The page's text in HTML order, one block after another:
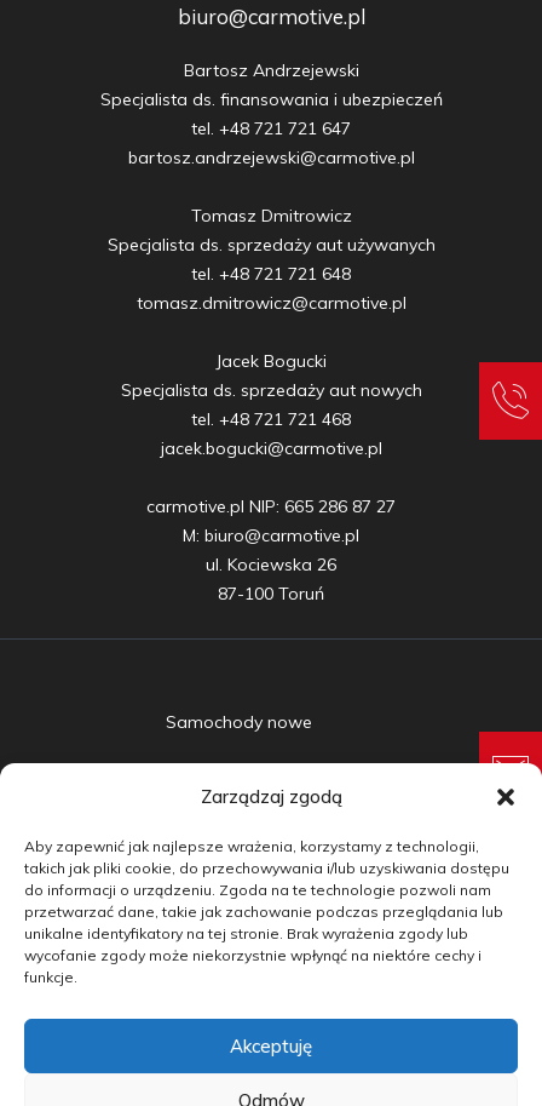
Zarządzaj zgodą
Aby zapewnić jak najlepsze wrażenia, korzystamy z technologii,
takich jak pliki cookie, do przechowywania i/lub uzyskiwania dostępu
do informacji o urządzeniu. Zgoda na te technologie pozwoli nam
przetwarzać dane, takie jak zachowanie podczas przeglądania lub
unikalne identyfikatory na tej stronie. Brak wyrażenia zgody lub
wycofanie zgody może niekorzystnie wpłynąć na niektóre cechy i
funkcje.
Akceptuję
Odmów
biuro@carmotive.pl
Bartosz Andrzejewski
Specjalista ds. finansowania i ubezpieczeń
tel. +48 721 721 647
bartosz.andrzejewski@carmotive.pl
Tomasz Dmitrowicz
Specjalista ds. sprzedaży aut używanych
tel. +48 721 721 648
tomasz.dmitrowicz@carmotive.pl
Jacek Bogucki
Specjalista ds. sprzedaży aut nowych
tel. +48 721 721 468
jacek.bogucki@carmotive.pl
carmotive.pl NIP: 665 286 87 27
M: biuro@carmotive.pl
ul. Kociewska 26
87-100 Toruń
Samochody nowe
Samochody używane
Doradztwo
Finansowanie
Kontakt
copyright by carmotive.pl 2026©